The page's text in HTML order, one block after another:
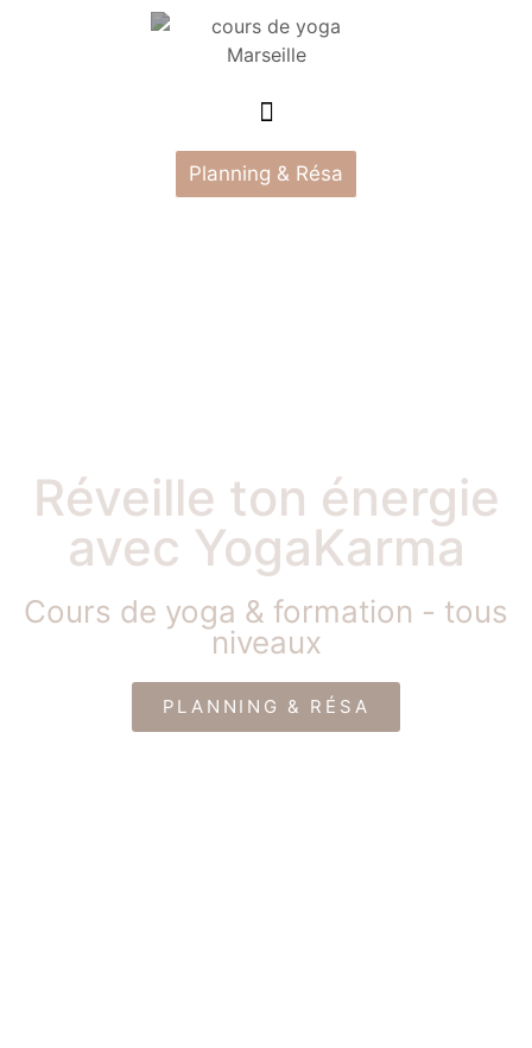
Planning & Résa
Réveille ton énergie
avec YogaKarma
Cours de yoga & formation - tous
niveaux
PLANNING & RÉSA